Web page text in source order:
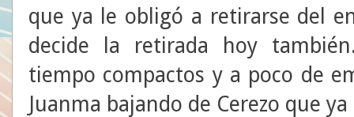
que ya le obligó a retirarse del
decide la retirada hoy
tiempo compactos y a poco de
Juanma bajando de Cerezo que